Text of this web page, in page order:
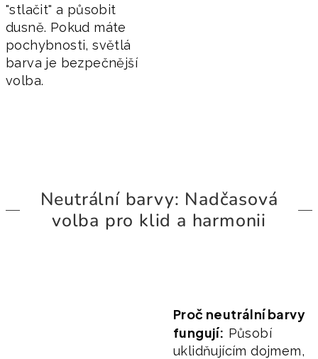
"stlačit" a působit
dusně. Pokud máte
pochybnosti, světlá
barva je bezpečnější
volba.
Neutrální barvy: Nadčasová
volba pro klid a harmonii
Proč neutrální barvy
fungují: Působí
uklidňujícím dojmem,